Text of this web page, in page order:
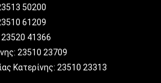
50200
61209
41366
23510 23709
Κατερίνης: 23510 23313